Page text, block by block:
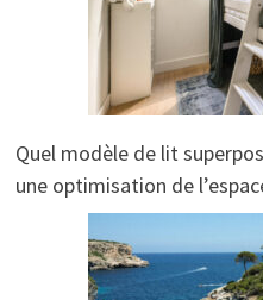
Quel modèle de lit
une optimisation de